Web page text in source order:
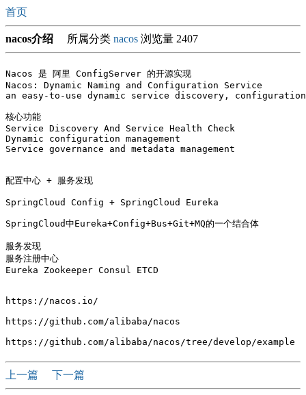
首页
nacos介绍 所属分类 nacos 浏览量 2407
Nacos 是 阿里 ConfigServer 的开源实现
Nacos: Dynamic Naming and Configuration Service
an easy-to-use dynamic service discovery,
核心功能
Service Discovery And Service Health Check
Dynamic configuration management
Service governance and metadata management
配置中心 + 服务发现
SpringCloud Config + SpringCloud Eureka
SpringCloud中Eureka+Config+Bus+Git+MQ的一个结合体
服务发现
服务注册中心
Eureka Zookeeper Consul ETCD
https://nacos.io/
https://github.com/alibaba/nacos
上一篇 下一篇